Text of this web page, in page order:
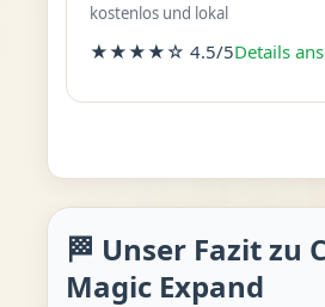
kostenlos und lokal
★★★★☆ 4.5/5Details
🏁 Unser Fazit zu
Magic Expand